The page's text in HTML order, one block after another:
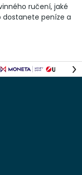
ručení, jaké
dostanete peníze a